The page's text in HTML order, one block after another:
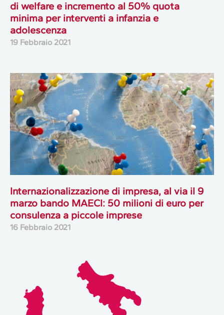
di welfare e incremento al 50% quota
minima per interventi a infanzia e
adolescenza
19 Febbraio 2021
Internazionalizzazione di impresa, al via il 9
marzo bando MAECI: 50 milioni di euro per
consulenza a piccole imprese
16 Febbraio 2021